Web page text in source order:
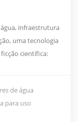
infraestrutura
uma tecnologia
científica:
redefinir
uma nov...
de água
para uso